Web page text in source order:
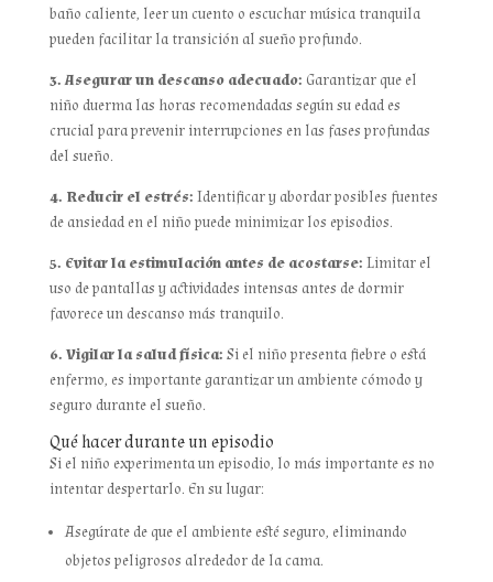
baño caliente, leer un cuento o escuchar música tranquila
pueden facilitar la transición al sueño profundo.
3. Asegurar un descanso adecuado: Garantizar que el
niño duerma las horas recomendadas según su edad es
crucial para prevenir interrupciones en las fases profundas
del sueño.
4. Reducir el estrés: Identificar y abordar posibles fuentes
de ansiedad en el niño puede minimizar los episodios.
5. Evitar la estimulación antes de acostarse: Limitar el
uso de pantallas y actividades intensas antes de dormir
favorece un descanso más tranquilo.
6. Vigilar la salud física: Si el niño presenta fiebre o está
enfermo, es importante garantizar un ambiente cómodo y
seguro durante el sueño.
Qué hacer durante un episodio
Si el niño experimenta un episodio, lo más importante es no
intentar despertarlo. En su lugar:
Asegúrate de que el ambiente esté seguro, eliminando
objetos peligrosos alrededor de la cama.